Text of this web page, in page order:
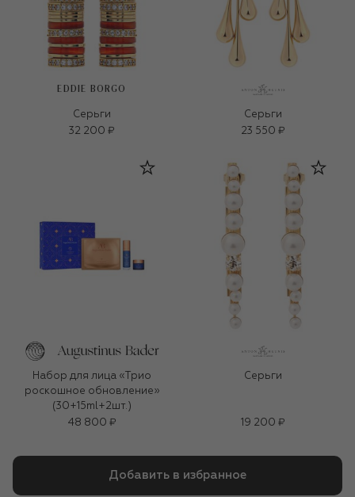
EDDIE BORGO
Серьги
32 200 ₽
Серьги
23 550 ₽
Набор для лица «Трио
роскошное обновление»
(30+15ml+2шт.)
48 800 ₽
Серьги
19 200 ₽
Добавить в избранное